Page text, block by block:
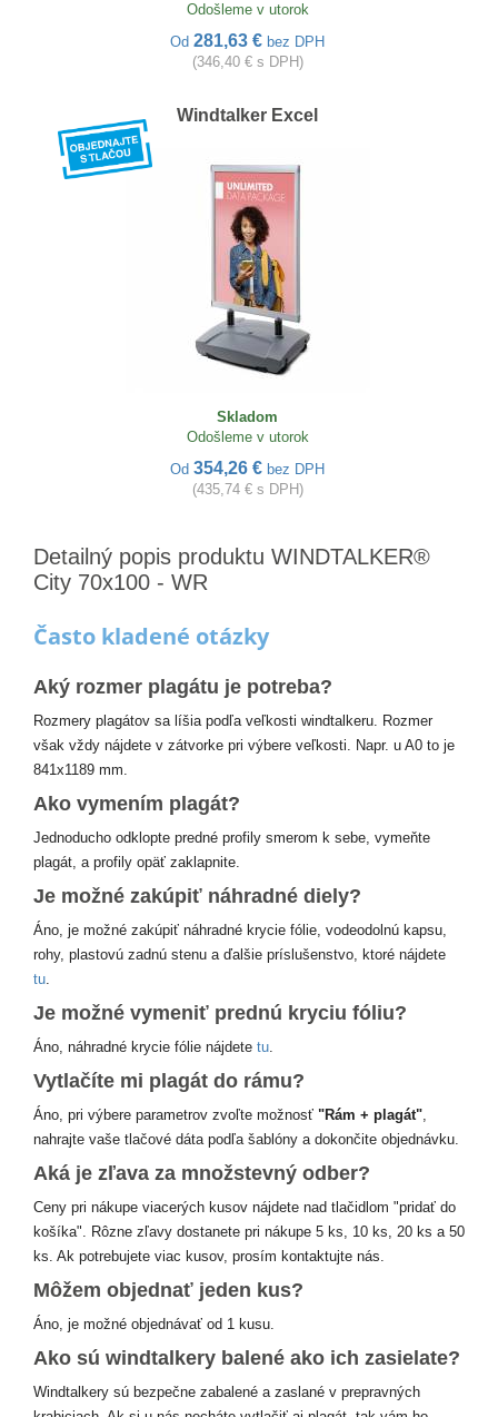
Odošleme v utorok
Od 281,63 € bez DPH
(346,40 € s DPH)
Windtalker Excel
Skladom
Odošleme v utorok
Od 354,26 € bez DPH
(435,74 € s DPH)
Detailný popis produktu WINDTALKER®
City 70x100 - WR
Často kladené otázky
Aký rozmer plagátu je potreba?
Rozmery plagátov sa líšia podľa veľkosti windtalkeru. Rozmer
však vždy nájdete v zátvorke pri výbere veľkosti. Napr. u A0 to je
841x1189 mm.
Ako vymením plagát?
Jednoducho odklopte predné profily smerom k sebe, vymeňte
plagát, a profily opäť zaklapnite.
Je možné zakúpiť náhradné diely?
Áno, je možné zakúpiť náhradné krycie fólie, vodeodolnú kapsu,
rohy, plastovú zadnú stenu a ďalšie príslušenstvo, ktoré nájdete
tu.
Je možné vymeniť prednú kryciu fóliu?
Áno, náhradné krycie fólie nájdete tu.
Vytlačíte mi plagát do rámu?
Áno, pri výbere parametrov zvoľte možnosť "Rám + plagát",
nahrajte vaše tlačové dáta podľa šablóny a dokončite objednávku.
Aká je zľava za množstevný odber?
Ceny pri nákupe viacerých kusov nájdete nad tlačidlom "pridať do
košíka". Rôzne zľavy dostanete pri nákupe 5 ks, 10 ks, 20 ks a 50
ks. Ak potrebujete viac kusov, prosím kontaktujte nás.
Môžem objednať jeden kus?
Áno, je možné objednávať od 1 kusu.
Ako sú windtalkery balené ako ich zasielate?
Windtalkery sú bezpečne zabalené a zaslané v prepravných